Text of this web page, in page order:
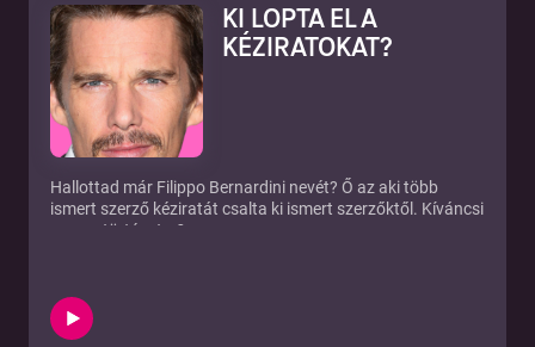
igényelni:
https://www.kiadomakonyvemet.hu/termek/klubtagsagi-
eves-ajandek-belepovel/
KI LOPTA EL A
KÉZIRATOKAT?
Hallottad már Filippo Bernardini nevét? Ő az aki több
ismert szerző kéziratát csalta ki ismert szerzőktől. Kíváncsi
vagy a történetre?
foglalj időpontot az alábbi linken:
https://konyvkiadas.youcanbook.me